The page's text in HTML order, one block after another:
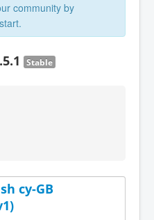
community by
Stable
cy-GB